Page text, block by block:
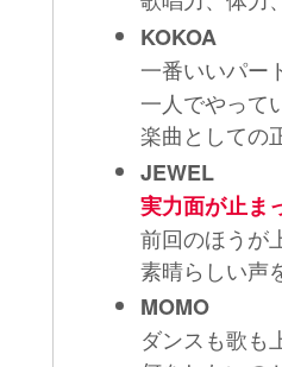
KOKOA
一番いいパー
一人でやって
楽曲としての
JEWEL
実力面が止ま
前回のほうが
素晴らしい声
MOMO
ダンスも歌も